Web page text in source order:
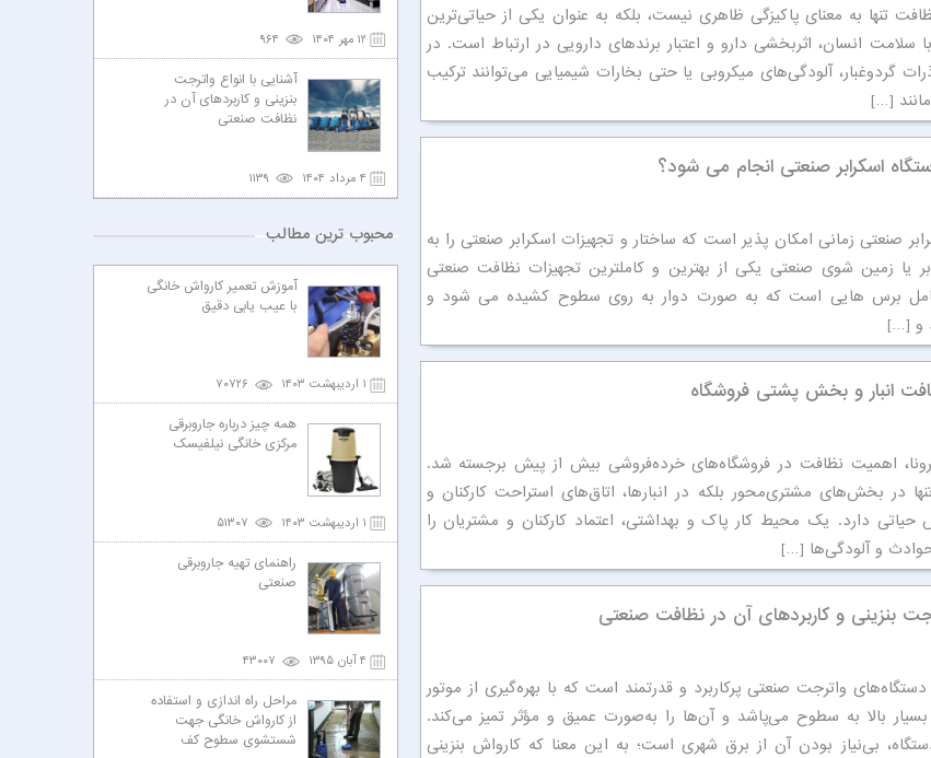
تنها به معنای پاکیزگی ظاهری نیست، بلکه به عنوان یکی از حیاتی‌ترین
سلامت انسان، اثربخشی دارو و اعتبار برندهای دارویی در ارتباط است. در
گردوغبار، آلودگی‌های میکروبی یا حتی بخارات شیمیایی می‌توانند ترکیب
[…]
اسکرابر صنعتی انجام می شود؟
صنعتی زمانی امکان پذیر است که ساختار و تجهیزات اسکرابر صنعتی را به
یا زمین شوی صنعتی یکی از بهترین و کاملترین تجهیزات نظافت صنعتی
برس هایی است که به صورت دوار به روی سطوح کشیده می شود و
و […]
انبار و بخش پشتی فروشگاه
کرونا، اهمیت نظافت در فروشگاه‌های خرده‌فروشی بیش از پیش برجسته شد.
در بخش‌های مشتری‌محور بلکه در انبارها، اتاق‌های استراحت کارکنان و
دارد. یک محیط کار پاک و بهداشتی، اعتماد کارکنان و مشتریان را
و آلودگی‌ها […]
بنزینی و کاربردهای آن در نظافت صنعتی
واترجت صنعتی پرکاربرد و قدرتمند است که با بهره‌گیری از موتور
بسیار بالا به سطوح می‌پاشد و آن‌ها را به‌صورت عمیق و مؤثر تمیز می‌کند.
بی‌نیاز بودن آن از برق شهری است؛ به این معنا که کارواش بنزینی
۱۲ مهر ۱۴۰۴
آشنایی با انواع واترجت
بنزینی و کاربردهای آن در
نظافت صنعتی
۴ مرداد ۱۴۰۴ ۱۱۳۹
محبوب ترین مطالب
آموزش تعمیر کارواش خانگی
با عیب یابی دقیق
۱ اردیبهشت ۱۴۰۳
همه چیز درباره جاروبرقی
مرکزی خانگی نیلفیسک
۱ اردیبهشت ۱۴۰۳
راهنمای تهیه جاروبرقی
صنعتی
۴ آبان ۱۳۹۵
مراحل راه اندازی و استفاده
از کارواش خانگی جهت
شستشوی سطوح کف